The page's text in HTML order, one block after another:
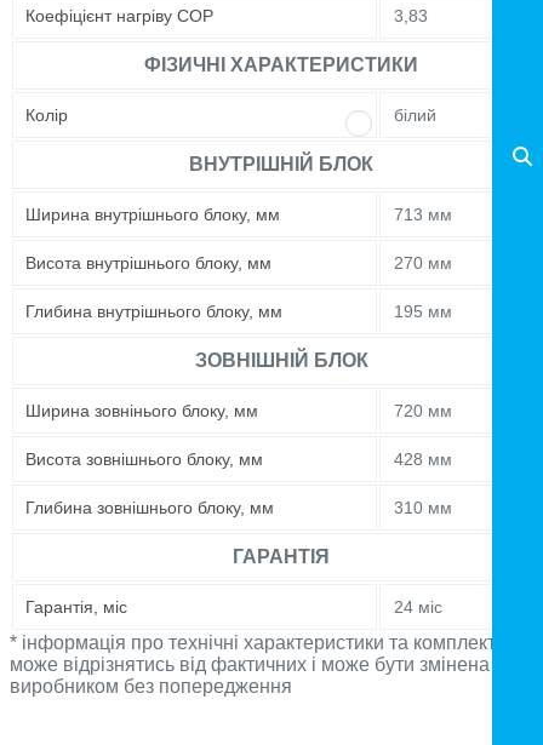
Коефіцієнт нагріву COP 3,83
ФІЗИЧНІ ХАРАКТЕРИСТИКИ
Колір білий
ВНУТРІШНІЙ БЛОК
Ширина внутрішнього блоку, мм 713 мм
Висота внутрішнього блоку, мм 270 мм
Глибина внутрішнього блоку, мм 195 мм
ЗОВНІШНІЙ БЛОК
Ширина зовнінього блоку, мм 720 мм
Висота зовнішнього блоку, мм 428 мм
Глибина зовнішнього блоку, мм 310 мм
ГАРАНТІЯ
Гарантія, міс 24 міс
* інформація про технічні характеристики та комплектацію
може відрізнятись від фактичних і може бути змінена
виробником без попередження